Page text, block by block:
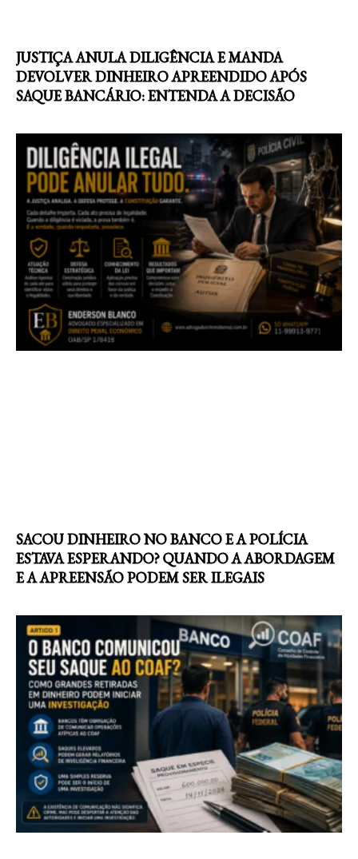
JUSTIÇA ANULA DILIGÊNCIA E MANDA
DEVOLVER DINHEIRO APREENDIDO APÓS
SAQUE BANCÁRIO: ENTENDA A DECISÃO
SACOU DINHEIRO NO BANCO E A POLÍCIA
ESTAVA ESPERANDO? QUANDO A ABORDAGEM
E A APREENSÃO PODEM SER ILEGAIS